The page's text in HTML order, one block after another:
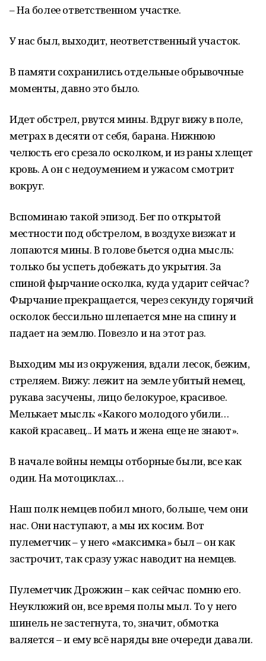
– На более ответственном участке.
У нас был, выходит, неответственный участок.
В памяти сохранились отдельные обрывочные
моменты, давно это было.
Идет обстрел, рвутся мины. Вдруг вижу в поле,
метрах в десяти от себя, барана. Нижнюю
челюсть его срезало осколком, и из раны хлещет
кровь. А он с недоумением и ужасом смотрит
вокруг.
Вспоминаю такой эпизод. Бег по открытой
местности под обстрелом, в воздухе визжат и
лопаются мины. В голове бьется одна мысль:
только бы успеть добежать до укрытия. За
спиной фырчание осколка, куда ударит сейчас?
Фырчание прекращается, через секунду горячий
осколок бессильно шлепается мне на спину и
падает на землю. Повезло и на этот раз.
Выходим мы из окружения, вдали лесок, бежим,
стреляем. Вижу: лежит на земле убитый немец,
рукава засучены, лицо белокурое, красивое.
Мелькает мысль: «Какого молодого убили…
какой красавец... И мать и жена еще не знают».
В начале войны немцы отборные были, все как
один. На мотоциклах…
Наш полк немцев побил много, больше, чем они
нас. Они наступают, а мы их косим. Вот
пулеметчик – у него «максимка» был – он как
застрочит, так сразу ужас наводит на немцев.
Пулеметчик Дрожжин – как сейчас помню его.
Неуклюжий он, все время полы мыл. То у него
шинель не застегнута, то, значит, обмотка
валяется – и ему всё наряды вне очереди давали.